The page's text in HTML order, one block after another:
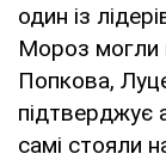
один із
Мороз могли
Попкова,
підтверджує
самі стояли